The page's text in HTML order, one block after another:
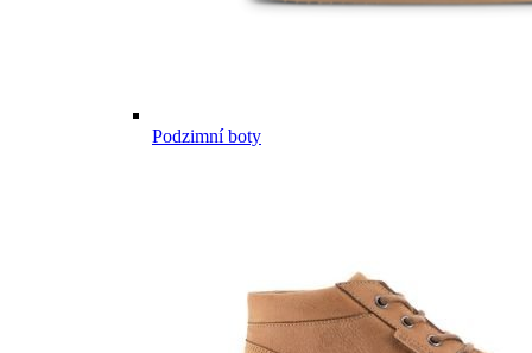
Podzimní boty